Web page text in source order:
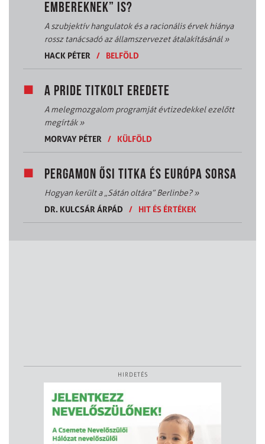
EMBEREKNEK” IS?
A szubjektív hangulatok és a racionális érvek hiánya
rossz tanácsadó az államszervezet átalakításánál»
HACK PÉTER
/ BELFÖLD
A PRIDE TITKOLT EREDETE
A melegmozgalom programját évtizedekkel ezelőtt
megírták»
MORVAY PÉTER
/ KÜLFÖLD
PERGAMON ŐSI TITKA ÉS EURÓPA SORSA
Hogyan került a „Sátán oltára” Berlinbe?»
DR. KULCSÁR ÁRPÁD
/ HIT ÉS ÉRTÉKEK
HIRDETÉS